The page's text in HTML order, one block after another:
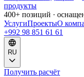
продукты
400+ позиций ·
УслугиПроектыО
+992 98 851 61 61
RU
Получить расчёт